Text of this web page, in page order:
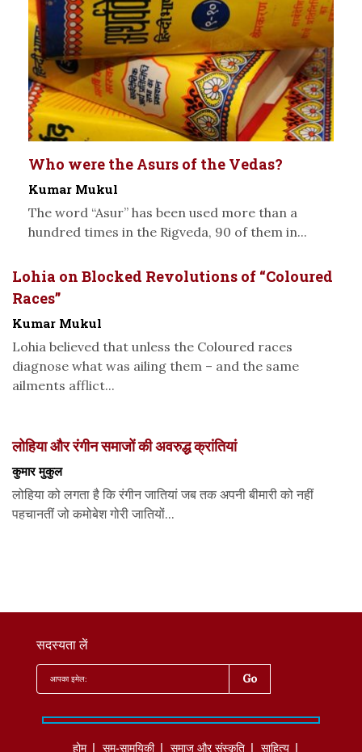
Who were the Asurs of the Vedas?
Kumar Mukul
The word “Asur” has been used more than a
hundred times in the Rigveda, 90 of them in...
Lohia on Blocked Revolutions of “Coloured
Races”
Kumar Mukul
Lohia believed that unless the Coloured races
diagnose what was ailing them – and the same
ailments afflict...
लोहिया और रंगीन समाजों की अवरुद्ध क्रांतियां
कुमार मुकुल
लोहिया को लगता है कि रंगीन जातियां जब तक अपनी बीमारी को नहीं
पहचानतीं जो कमोबेश गोरी जातियों...
सदस्यता लें